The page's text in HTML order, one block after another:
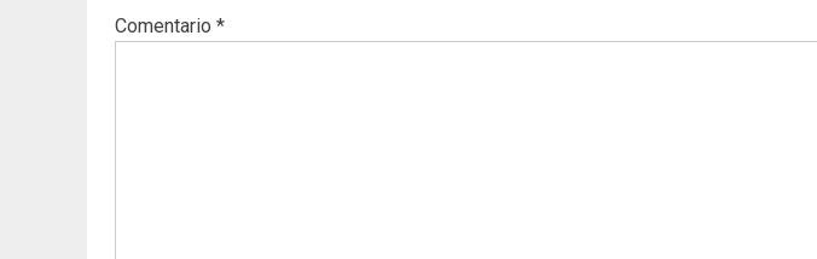
Comentario *